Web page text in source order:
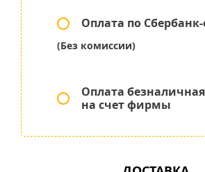
Оплата по
(Без комиссии)
Оплата безналичная
на счет фирмы